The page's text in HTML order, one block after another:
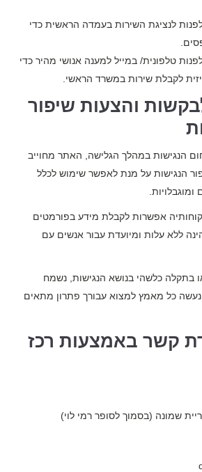
לנציגת השירות בעמדה הראשית כדי
טלפונית/ במייל למענה אנושי מהיר כדי
לקבלת שירות במשרד הראשי.
והצעות שיפור
הנגישות במהלך הגלישה, האתר מחוייב
הנגישות על מנת לאפשר שימוש לכלל
אפשרות לקבלת מידע בפורמטים
ללא עלות ומיועדת עבור אנשים עם
בתקלה כלשהי בנושא הנגישות, נשמח
נעשה כל מאמץ למצוא עבורך פתרון מתאים
קשר באמצעות רכז
שמונה (בסמוך לסופר רמי לוי)